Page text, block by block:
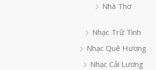
Nhà Thơ
Nhạc Trữ Tình
Nhạc Quê Hương
Nhạc Cải Lương